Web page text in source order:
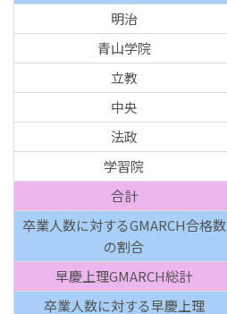
明治
青山学院
立教
中央
法政
学習院
合計
卒業人数に対するGMARCH合格数
の割合
早慶上理GMARCH総計
卒業人数に対する早慶上理